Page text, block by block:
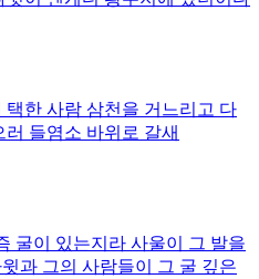
한 사람 삼천을 거느리고 다
들염소 바위로 갈새
굴이 있는지라 사울이 그 발을
과 그의 사람들이 그 굴 깊은